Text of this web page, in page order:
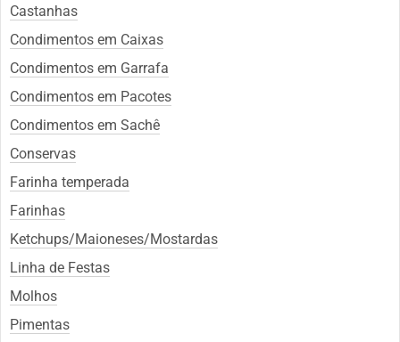
Castanhas
Condimentos em Caixas
Condimentos em Garrafa
Condimentos em Pacotes
Condimentos em Sachê
Conservas
Farinha temperada
Farinhas
Ketchups/Maioneses/Mostardas
Linha de Festas
Molhos
Pimentas